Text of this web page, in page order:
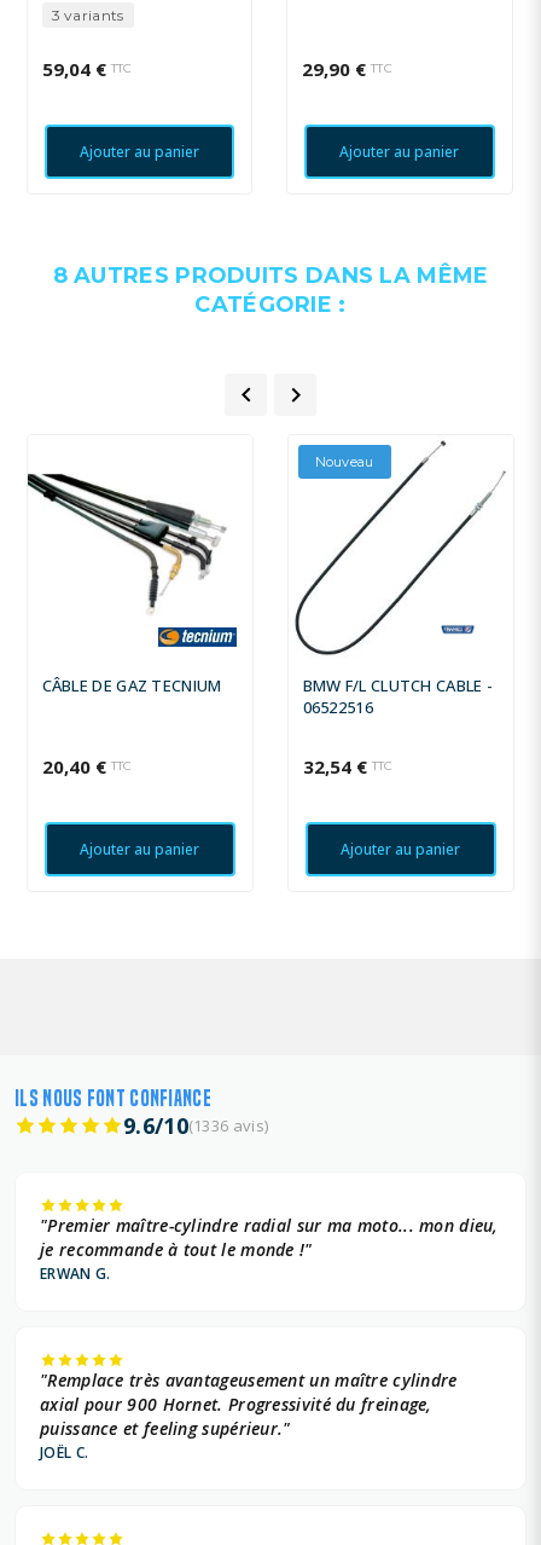
3 variants
59,04 € TTC
Ajouter au panier
29,90 € TTC
Ajouter au panier
8 AUTRES PRODUITS DANS LA MÊME
CATÉGORIE :
 
CÂBLE DE GAZ TECNIUM
20,40 € TTC
Ajouter au panier
Nouveau
BMW F/L CLUTCH CABLE -
06522516
32,54 € TTC
Ajouter au panier
ILS NOUS FONT CONFIANCE
9.6/10(1336 avis)
"Premier maître-cylindre radial sur ma moto... mon dieu,
je recommande à tout le monde !"
ERWAN G.
"Remplace très avantageusement un maître cylindre
axial pour 900 Hornet. Progressivité du freinage,
puissance et feeling supérieur."
JOËL C.